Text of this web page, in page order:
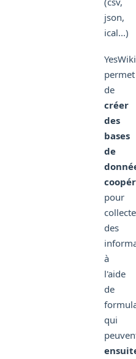
json,
ical...)
YesWiki
permet
de
créer
des
bases
de
pour
des
à
l'aide
de
qui